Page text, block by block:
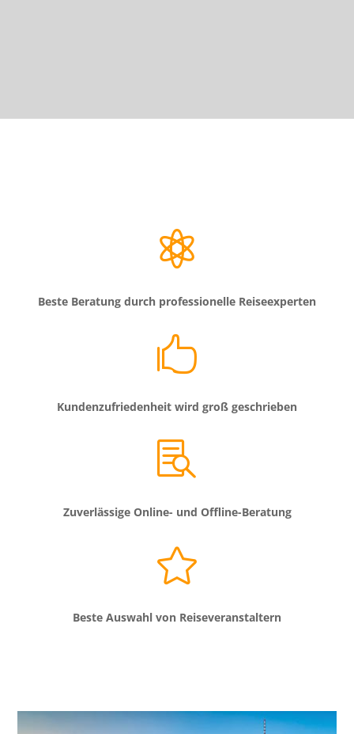

Beste Beratung durch professionelle Reiseexperten

Kundenzufriedenheit wird groß geschrieben

Zuverlässige Online- und Offline-Beratung

Beste Auswahl von Reiseveranstaltern